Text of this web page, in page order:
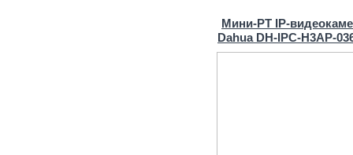
Мини-PT IP-
Dahua DH-IPC-H3AP-